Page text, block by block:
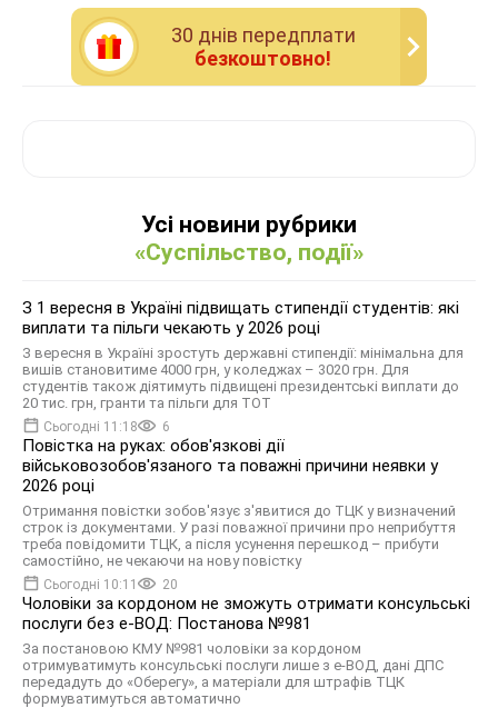
30 днiв передплати
безкоштовно!
Усі новини рубрики
«Суспільство, події»
З 1 вересня в Україні підвищать стипендії студентів: які
виплати та пільги чекають у 2026 році
З вересня в Україні зростуть державні стипендії: мінімальна для
вишів становитиме 4000 грн, у коледжах – 3020 грн. Для
студентів також діятимуть підвищені президентські виплати до
20 тис. грн, гранти та пільги для ТОТ
Сьогодні 11:18 6
Повістка на руках: обов'язкові дії
військовозобов'язаного та поважні причини неявки у
2026 році
Отримання повістки зобов'язує з'явитися до ТЦК у визначений
строк із документами. У разі поважної причини про неприбуття
треба повідомити ТЦК, а після усунення перешкод – прибути
самостійно, не чекаючи на нову повістку
Сьогодні 10:11 20
Чоловіки за кордоном не зможуть отримати консульські
послуги без е-ВОД: Постанова №981
За постановою КМУ №981 чоловіки за кордоном
отримуватимуть консульські послуги лише з е-ВОД, дані ДПС
передадуть до «Оберегу», а матеріали для штрафів ТЦК
формуватимуться автоматично